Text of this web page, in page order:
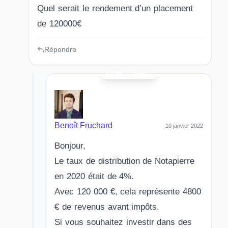
Quel serait le rendement d’un placement
de 120000€
Répondre
Benoît Fruchard 10 janvier 2022
Bonjour,
Le taux de distribution de Notapierre
en 2020 était de 4%.
Avec 120 000 €, cela représente 4800
€ de revenus avant impôts.
Si vous souhaitez investir dans des